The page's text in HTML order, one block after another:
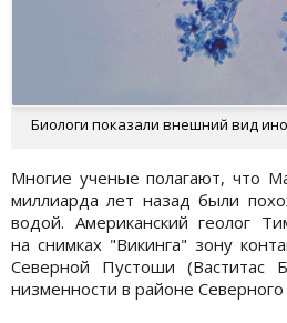
Биологи показали внешний вид
Многие ученые полагают, что
миллиарда лет назад были
водой. Американский геолог
на снимках "Викинга" зону
Северной Пустоши (Ваститас
низменности в районе